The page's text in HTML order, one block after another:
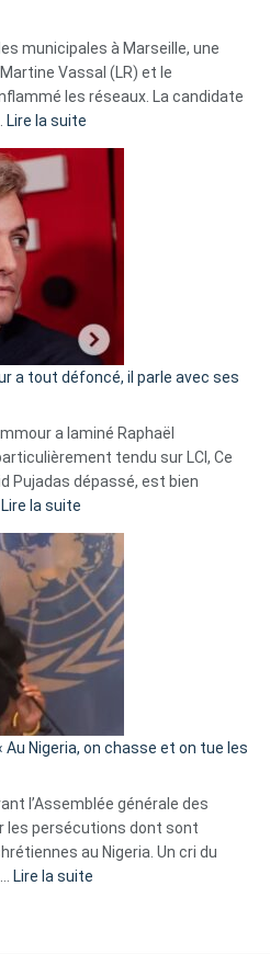
municipales à Marseille, une
Vassal (LR) et le
les réseaux. La candidate
Lire la suite
d’alliance
secrète
«
C’est
fake
news
»
a tout défoncé, il parle avec ses
a laminé Raphaël
tendu sur LCI, Ce
Pujadas dépassé, est bien
Lire la suite
Tegnér
exulte
« Zemmour
a
tout
parle
ses
tripes »
Au Nigeria, on chasse et on tue les
l’Assemblée générale des
les persécutions dont sont
au Nigeria. Un cri du
Lire la suite